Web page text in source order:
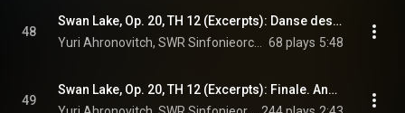
48
Swan Lake, Op. 20, TH 12 (Excerpts): Danse des Coupes. Tempo di polacca
68 plays 5:48
49
Swan Lake, Op. 20, TH 12 (Excerpts): Finale. Andante